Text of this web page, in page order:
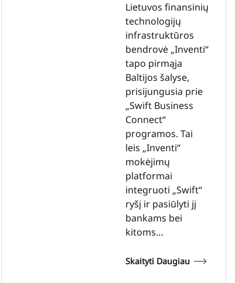
Lietuvos finansinių
technologijų
infrastruktūros
bendrovė „Inventi“
tapo pirmąja
Baltijos šalyse,
prisijungusia prie
„Swift Business
Connect“
programos. Tai
leis „Inventi“
mokėjimų
platformai
integruoti „Swift“
ryšį ir pasiūlyti jį
bankams bei
kitoms…
Skaityti Daugiau